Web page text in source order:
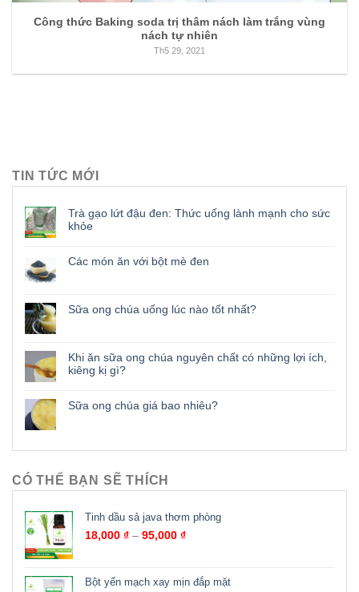
Công thức Baking soda trị thâm nách làm trắng vùng
nách tự nhiên
Th5 29, 2021
TIN TỨC MỚI
Trà gạo lứt đậu đen: Thức uống lành mạnh cho sức
khỏe
Các món ăn với bột mè đen
Sữa ong chúa uống lúc nào tốt nhất?
Khi ăn sữa ong chúa nguyên chất có những lợi ích,
kiêng kị gì?
Sữa ong chúa giá bao nhiêu?
CÓ THỂ BẠN SẼ THÍCH
Tinh dầu sả java thơm phòng
18,000 ₫ – 95,000 ₫
Bột yến mạch xay mịn đắp mặt